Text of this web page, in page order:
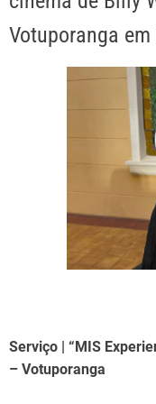
Votuporanga
Serviço | “MIS
– Votuporanga